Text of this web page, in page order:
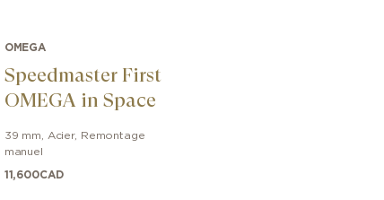
OMEGA
Speedmaster First
OMEGA in Space
39 mm Acier, Remontage
manuel
11,600CAD